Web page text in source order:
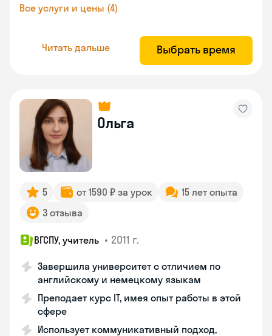
Все услуги и цены (4)
Читать дальше Выбрать время
Ольга
5 от 1590 ₽ за урок
15 лет опыта
3 отзыва
ВГСПУ, учитель • 2011 г.
Завершила университет с отличием по
английскому и немецкому языкам
Преподает курс IT, имея опыт работы в этой
сфере
Использует коммуникативный подход,